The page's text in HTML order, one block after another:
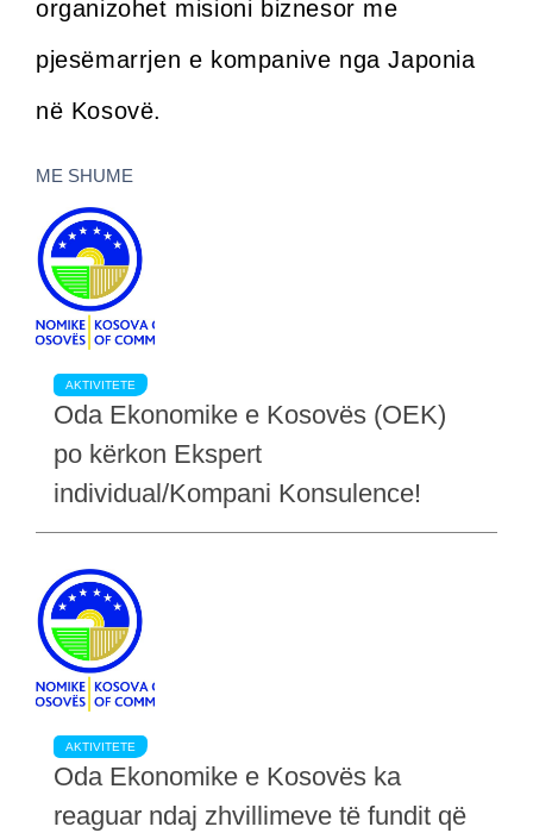
organizohet misioni biznesor me
pjesëmarrjen e kompanive nga Japonia
në Kosovë.
ME SHUME
AKTIVITETE
Oda Ekonomike e Kosovës (OEK)
po kërkon Ekspert
individual/Kompani Konsulence!
AKTIVITETE
Oda Ekonomike e Kosovës ka
reaguar ndaj zhvillimeve të fundit që